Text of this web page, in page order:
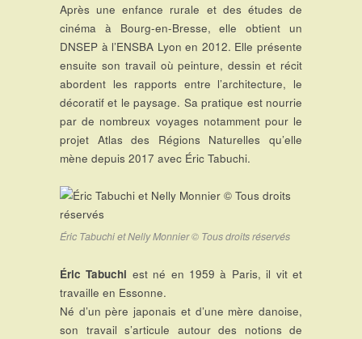
Après une enfance rurale et des études de
cinéma à Bourg-en-Bresse, elle obtient un
DNSEP à l’ENSBA Lyon en 2012. Elle présente
ensuite son travail où peinture, dessin et récit
abordent les rapports entre l’architecture, le
décoratif et le paysage. Sa pratique est nourrie
par de nombreux voyages notamment pour le
projet Atlas des Régions Naturelles qu’elle
mène depuis 2017 avec Éric Tabuchi.
Éric Tabuchi et Nelly Monnier © Tous droits réservés
Éric Tabuchi est né en 1959 à Paris, il vit et
travaille en Essonne.
Né d’un père japonais et d’une mère danoise,
son travail s’articule autour des notions de